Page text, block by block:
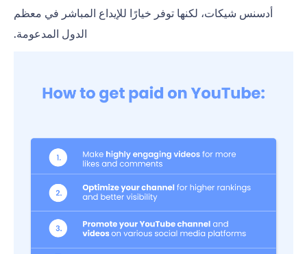
أدسنس شيكات، لكنها توفر خيارًا للإيداع المباشر في معظم
الدول المدعومة.